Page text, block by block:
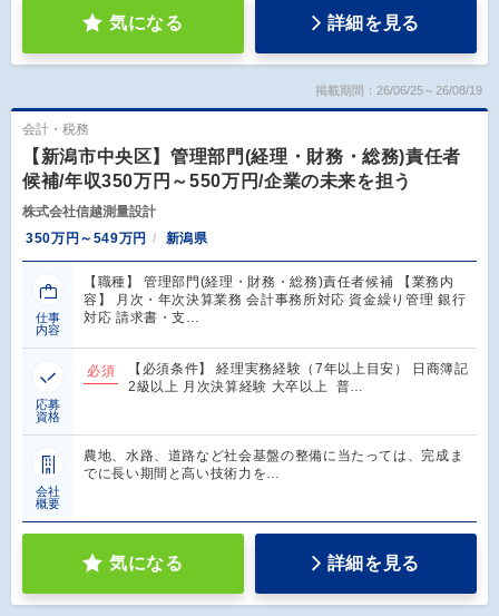
気になる 詳細を見る
掲載期間：26/06/25～26/08/19
会計・税務
【新潟市中央区】管理部門(経理・財務・総務)責任者
候補/年収350万円～550万円/企業の未来を担う
株式会社信越測量設計
350万円～549万円
新潟県
仕事
内容
【職種】 管理部門(経理・財務・総務)責任者候補 【業務内
容】 月次・年次決算業務 会計事務所対応 資金繰り管理 銀行
対応 請求書・支…
応募
資格
必須
【必須条件】 経理実務経験（7年以上目安） 日商簿記
2級以上 月次決算経験 大卒以上 普…
会社
概要
農地、水路、道路など社会基盤の整備に当たっては、完成ま
でに長い期間と高い技術力を…
気になる 詳細を見る